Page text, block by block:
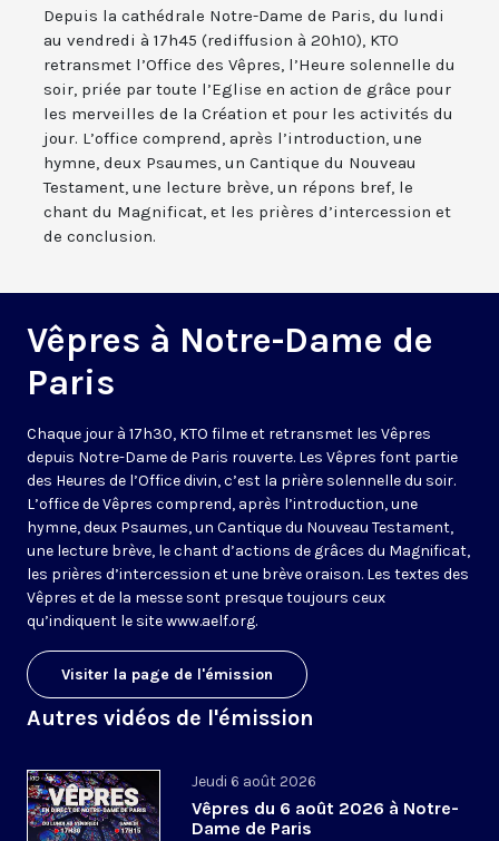
Depuis la cathédrale Notre-Dame de Paris, du lundi
au vendredi à 17h45 (rediffusion à 20h10), KTO
retransmet l’Office des Vêpres, l’Heure solennelle du
soir, priée par toute l’Eglise en action de grâce pour
les merveilles de la Création et pour les activités du
jour. L’office comprend, après l’introduction, une
hymne, deux Psaumes, un Cantique du Nouveau
Testament, une lecture brève, un répons bref, le
chant du Magnificat, et les prières d’intercession et
de conclusion.
Vêpres à Notre-Dame de
Paris
Chaque jour à 17h30, KTO filme et retransmet les Vêpres
depuis Notre-Dame de Paris rouverte. Les Vêpres font partie
des Heures de l’Office divin, c’est la prière solennelle du soir.
L’office de Vêpres comprend, après l’introduction, une
hymne, deux Psaumes, un Cantique du Nouveau Testament,
une lecture brève, le chant d’actions de grâces du Magnificat,
les prières d’intercession et une brève oraison. Les textes des
Vêpres et de la messe sont presque toujours ceux
qu’indiquent le sitewww.aelf.org.
Visiter la page de l'émission
Autres vidéos de l'émission
Jeudi 6 août 2026
Vêpres du 6 août 2026 à Notre-
Dame de Paris